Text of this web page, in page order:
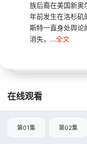
族后裔在美国新奥
年前发生在洛杉
斯特一直身处舆论
消失，...全文
在线观看
第01集 第02集